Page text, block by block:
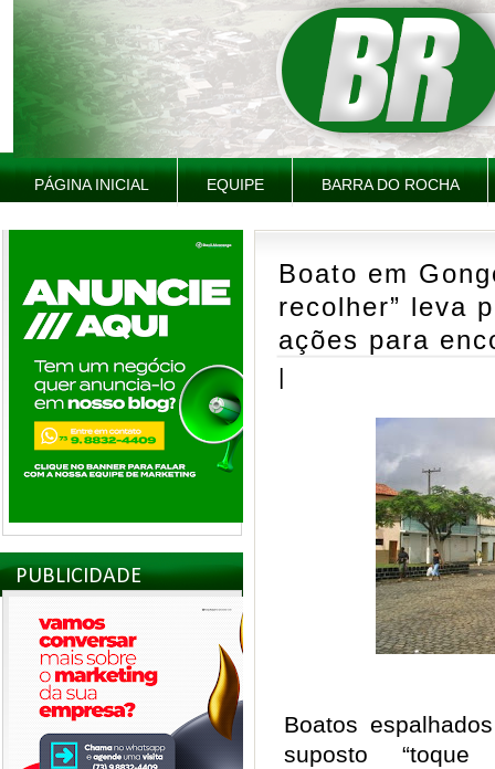
PÁGINA INICIAL EQUIPE BARRA DO ROCHA
PUBLICIDADE
Boato em
recolher” leva
ações para
|
Boatos
suposto “toque